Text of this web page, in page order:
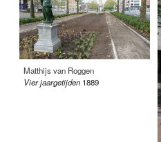
Matthijs van Roggen
Vier jaargetijden 1889